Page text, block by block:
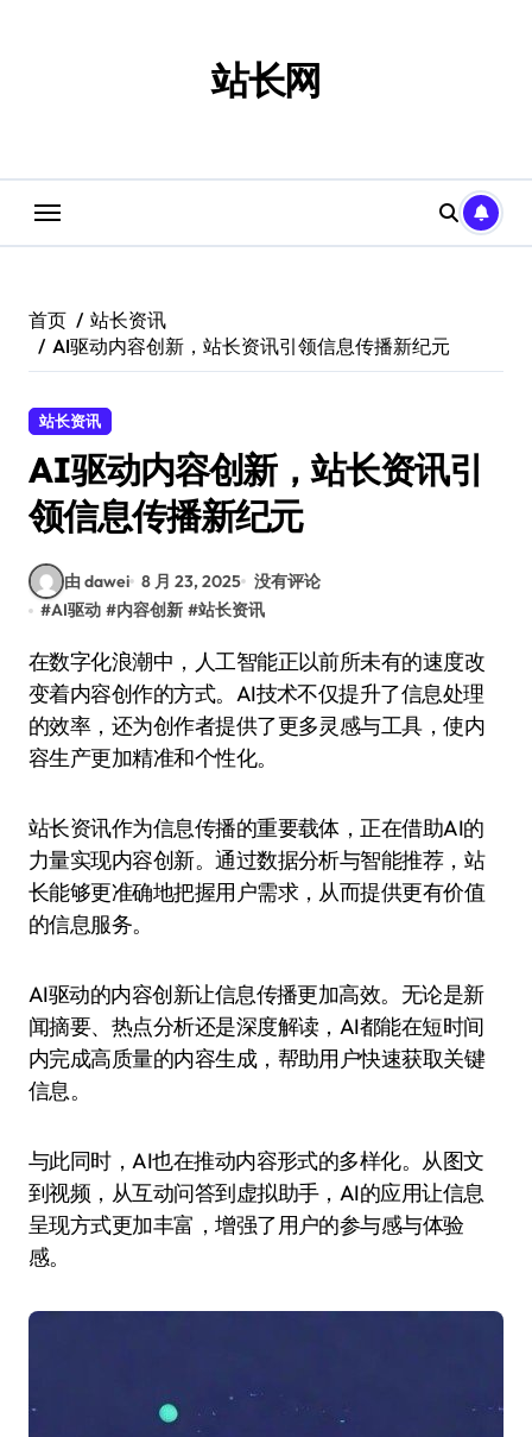
站长网
首页
站长资讯
AI驱动内容创新，站长资讯引领信息传播新纪元
站长资讯
AI驱动内容创新，站长资讯引
领信息传播新纪元
由 dawei 8 月 23, 2025 没有评论
#AI驱动 #内容创新 #站长资讯
在数字化浪潮中，人工智能正以前所未有的速度改
变着内容创作的方式。AI技术不仅提升了信息处理
的效率，还为创作者提供了更多灵感与工具，使内
容生产更加精准和个性化。
站长资讯作为信息传播的重要载体，正在借助AI的
力量实现内容创新。通过数据分析与智能推荐，站
长能够更准确地把握用户需求，从而提供更有价值
的信息服务。
AI驱动的内容创新让信息传播更加高效。无论是新
闻摘要、热点分析还是深度解读，AI都能在短时间
内完成高质量的内容生成，帮助用户快速获取关键
信息。
与此同时，AI也在推动内容形式的多样化。从图文
到视频，从互动问答到虚拟助手，AI的应用让信息
呈现方式更加丰富，增强了用户的参与感与体验
感。